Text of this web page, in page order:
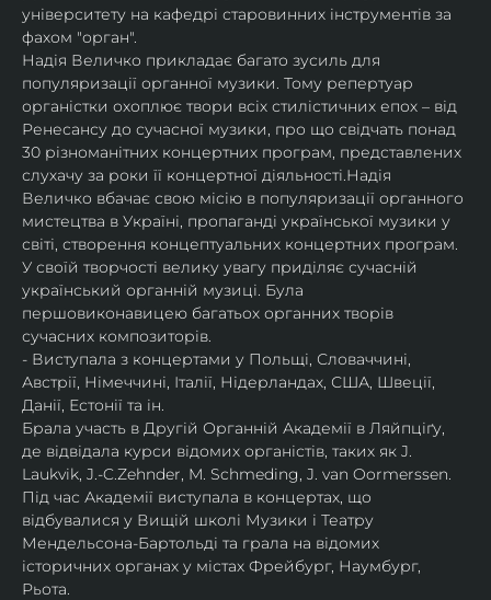
університету на кафедрі старовинних інструментів за
фахом "орган".
Надія Величко прикладає багато зусиль для
популяризації органної музики. Тому репертуар
органістки охоплює твори всіх стилістичних епох – від
Ренесансу до сучасної музики, про що свідчать понад
30 різноманітних концертних програм, представлених
слухачу за роки її концертної діяльності.Надія
Величко вбачає свою місію в популяризації органного
мистецтва в Україні, пропаганді української музики у
світі, створення концептуальних концертних програм.
У своїй творчості велику увагу приділяє сучасній
український органній музиці. Була
першовиконавицею багатьох органних творів
сучасних композиторів.
- Виступала з концертами у Польщі, Словаччині,
Австрії, Німеччині, Італії, Нідерландах, США, Швеції,
Данії, Естонії та ін.
Брала участь в Другій Органній Академії в Ляйпціґу,
де відвідала курси відомих органістів, таких як J.
Laukvik, J.-C.Zehnder, M. Schmeding, J. van Oormerssen.
Під час Академії виступала в концертах, що
відбувалися у Вищій школі Музики і Театру
Мендельсона-Бартольді та грала на відомих
історичних органах у містах Фрейбург, Наумбург,
Рьота.